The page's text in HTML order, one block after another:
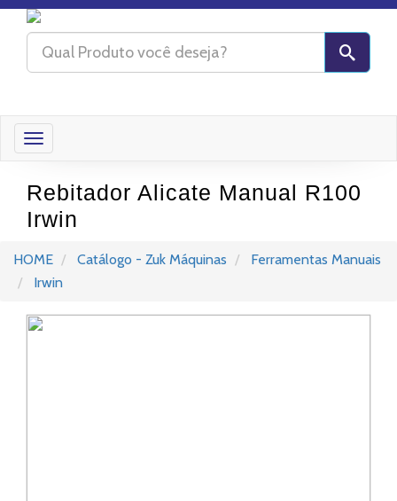
Toggle
Rebitador Alicate Manual R100
Irwin
HOME Catálogo - Zuk Máquinas
Ferramentas Manuais
Irwin